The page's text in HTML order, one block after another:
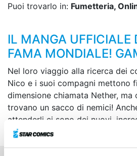
Puoi trovarlo in: Fumetteria,
IL MANGA UFFICIALE
FAMA MONDIALE!
Nel loro viaggio alla ricerca dei
Nico e i suoi compagni mettono
dimensione chiamata Nether, ma
trovano un sacco di nemici!
attenderli ci sono dei nuovi,